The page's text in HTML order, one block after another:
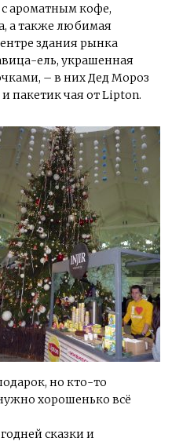
ароматным кофе,
а также любимая
здания рынка
ель, украшенная
– в них Дед Мороз
пакетик чая от Lipton.
но кто-то
хорошенько всё
сказки и